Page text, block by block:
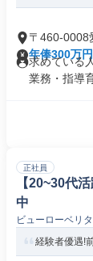
〒460-0008
年俸300万
求めている
業務・指導
正社員
【20~30代
中
ビューローベリ
経験者優遇!